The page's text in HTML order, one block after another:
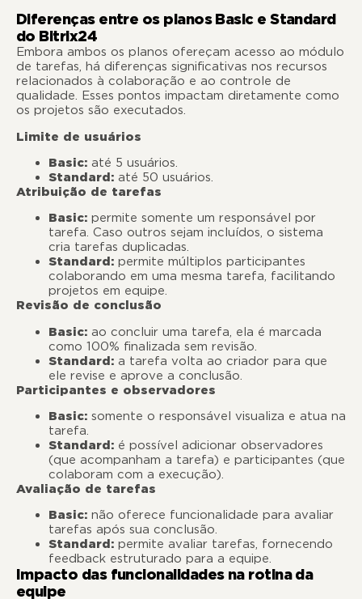
Diferenças entre os planos Basic e Standard
do Bitrix24
Embora ambos os planos ofereçam acesso ao módulo
de tarefas, há diferenças significativas nos recursos
relacionados à colaboração e ao controle de
qualidade. Esses pontos impactam diretamente como
os projetos são executados.
Limite de usuários
Basic: até 5 usuários.
Standard: até 50 usuários.
Atribuição de tarefas
Basic: permite somente um responsável por
tarefa. Caso outros sejam incluídos, o sistema
cria tarefas duplicadas.
Standard: permite múltiplos participantes
colaborando em uma mesma tarefa, facilitando
projetos em equipe.
Revisão de conclusão
Basic: ao concluir uma tarefa, ela é marcada
como 100% finalizada sem revisão.
Standard: a tarefa volta ao criador para que
ele revise e aprove a conclusão.
Participantes e observadores
Basic: somente o responsável visualiza e atua na
tarefa.
Standard: é possível adicionar observadores
(que acompanham a tarefa) e participantes (que
colaboram com a execução).
Avaliação de tarefas
Basic: não oferece funcionalidade para avaliar
tarefas após sua conclusão.
Standard: permite avaliar tarefas, fornecendo
feedback estruturado para a equipe.
Impacto das funcionalidades na rotina da
equipe